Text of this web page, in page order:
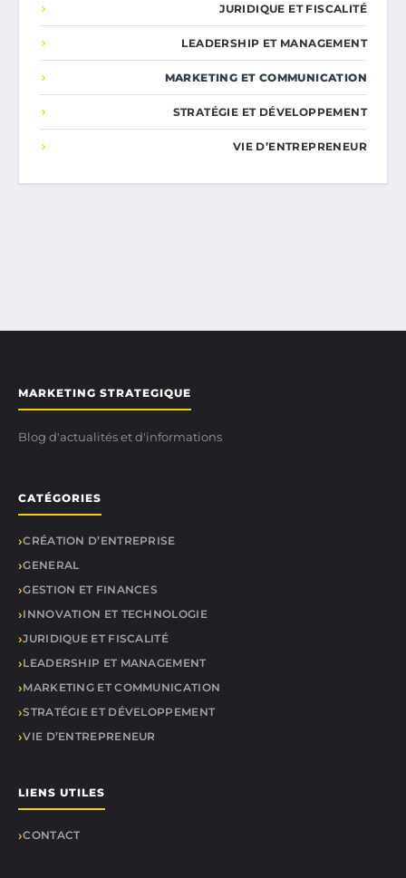
JURIDIQUE ET FISCALITÉ
LEADERSHIP ET MANAGEMENT
MARKETING ET COMMUNICATION
STRATÉGIE ET DÉVELOPPEMENT
VIE D’ENTREPRENEUR
MARKETING STRATEGIQUE
Blog d'actualités et d'informations
CATÉGORIES
CRÉATION D’ENTREPRISE
GENERAL
GESTION ET FINANCES
INNOVATION ET TECHNOLOGIE
JURIDIQUE ET FISCALITÉ
LEADERSHIP ET MANAGEMENT
MARKETING ET COMMUNICATION
STRATÉGIE ET DÉVELOPPEMENT
VIE D’ENTREPRENEUR
LIENS UTILES
CONTACT